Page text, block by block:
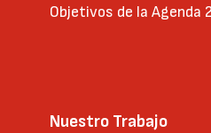
Objetivos de la Agenda
Nuestro Trabajo